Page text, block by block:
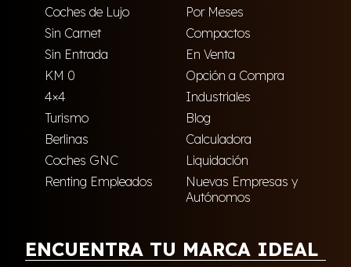
Coches de Lujo
Por Meses
Sin Carnet
Compactos
Sin Entrada
En Venta
KM 0
Opción a Compra
4×4
Industriales
Turismo
Blog
Berlinas
Calculadora
Coches GNC
Liquidación
Renting Empleados
Nuevas Empresas y
Autónomos
ENCUENTRA TU MARCA IDEAL